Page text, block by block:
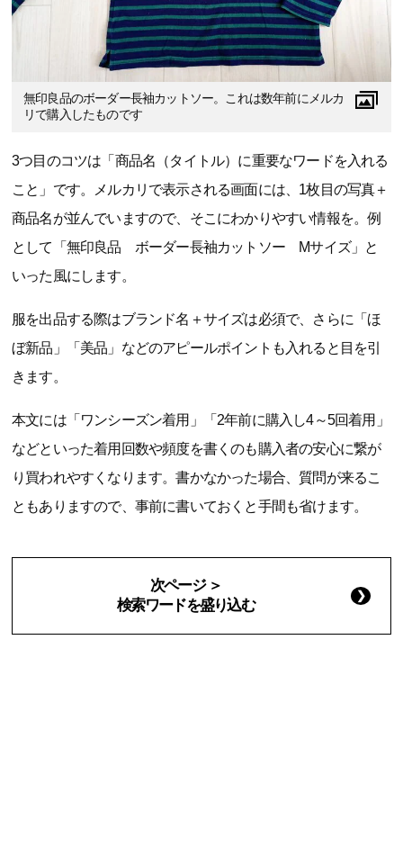
無印良品のボーダー長袖カットソー。これは数年前にメルカ
リで購入したものです
3つ目のコツは「商品名（タイトル）に重要なワードを入れる
こと」です。メルカリで表示される画面には、1枚目の写真＋
商品名が並んでいますので、そこにわかりやすい情報を。例
として「無印良品 ボーダー長袖カットソー Mサイズ」と
いった風にします。
服を出品する際はブランド名＋サイズは必須で、さらに「ほ
ぼ新品」「美品」などのアピールポイントも入れると目を引
きます。
本文には「ワンシーズン着用」「2年前に購入し4～5回着用」
などといった着用回数や頻度を書くのも購入者の安心に繋が
り買われやすくなります。書かなかった場合、質問が来るこ
ともありますので、事前に書いておくと手間も省けます。
次ページ ＞
検索ワードを盛り込む